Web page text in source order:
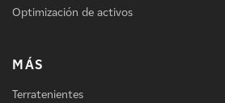
Optimización de activos
MÁS
Terratenientes